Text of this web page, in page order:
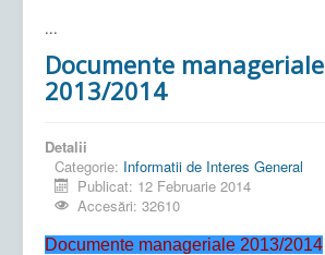
...
Documente manageriale
2013/2014
Detalii
Categorie: Informatii de Interes General
Publicat: 12 Februarie 2014
Accesări: 32610
Documente manageriale 2013/2014